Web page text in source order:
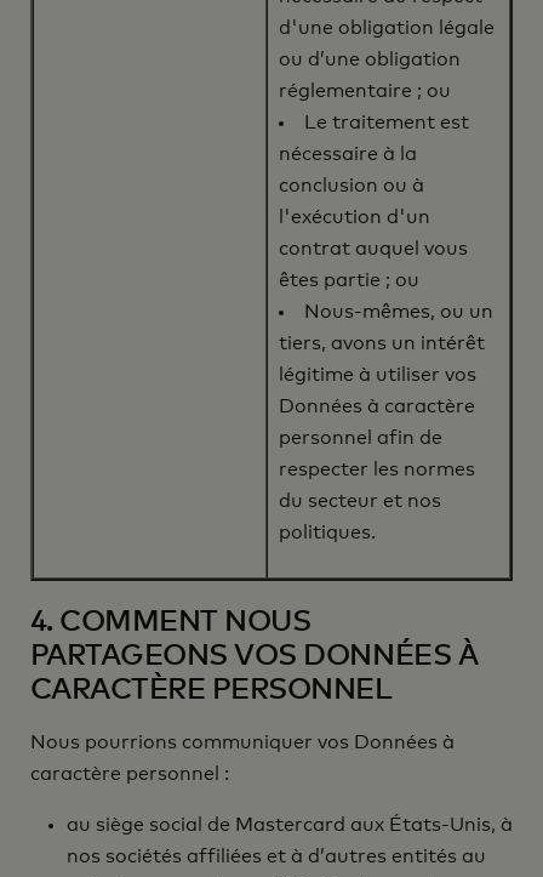
d'une obligation légale
ou d’une obligation
réglementaire ; ou
Le traitement est
nécessaire à la
conclusion ou à
l'exécution d'un
contrat auquel vous
êtes partie ; ou
Nous-mêmes, ou un
tiers, avons un intérêt
légitime à utiliser vos
Données à caractère
personnel afin de
respecter les normes
du secteur et nos
politiques.
4. COMMENT NOUS
PARTAGEONS VOS DONNÉES À
CARACTÈRE PERSONNEL
Nous pourrions communiquer vos Données à
caractère personnel :
au siège social de Mastercard aux États-Unis, à
nos sociétés affiliées et à d’autres entités au